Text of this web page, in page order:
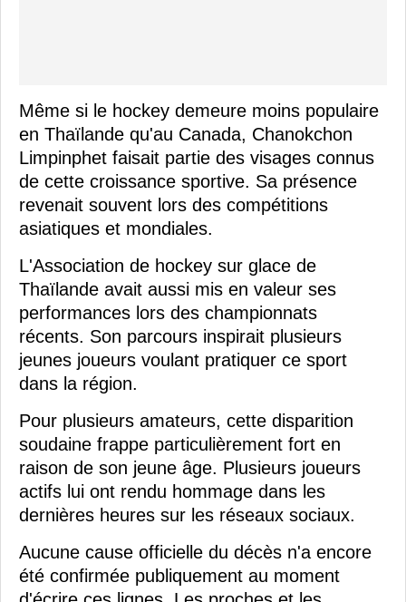
Même si le hockey demeure moins populaire
en Thaïlande qu'au Canada, Chanokchon
Limpinphet faisait partie des visages connus
de cette croissance sportive. Sa présence
revenait souvent lors des compétitions
asiatiques et mondiales.
L'Association de hockey sur glace de
Thaïlande avait aussi mis en valeur ses
performances lors des championnats
récents. Son parcours inspirait plusieurs
jeunes joueurs voulant pratiquer ce sport
dans la région.
Pour plusieurs amateurs, cette disparition
soudaine frappe particulièrement fort en
raison de son jeune âge. Plusieurs joueurs
actifs lui ont rendu hommage dans les
dernières heures sur les réseaux sociaux.
Aucune cause officielle du décès n'a encore
été confirmée publiquement au moment